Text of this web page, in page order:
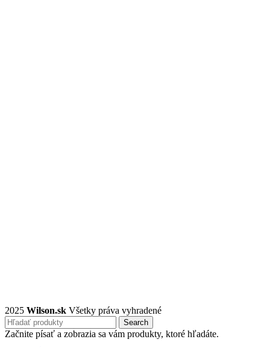
2025 Wilson.sk Všetky práva vyhradené
Search
Začnite písať a zobrazia sa vám produkty, ktoré hľadáte.